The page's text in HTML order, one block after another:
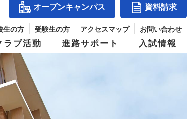
生の方 受験生の方 アクセスマップ お問い合わせ
オープンキャンパス 資料請求
玉手山学園紹介
進学コース
体育祭
ラブ活動 進路サポート
併設校からめざせる職業と資格
入試情報
入試結果